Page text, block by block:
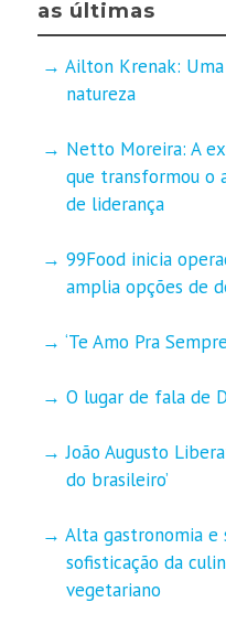
as últimas
Ailton Krenak:
natureza
Netto Moreira: A
que transformou o
de liderança
99Food inicia
amplia opções de
‘Te Amo Pra
O lugar de fala de
João Augusto
do brasileiro’
Alta gastronomia e
sofisticação da
vegetariano